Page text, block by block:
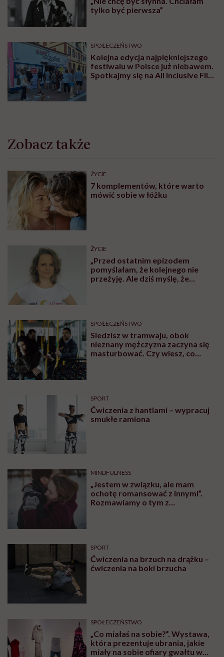
tylko być pierwsza”
SPOŁECZEŃSTWO
Kolejna edycja najpiękniejszego
festiwalu w Polsce już niebawem.
Spotkajmy się na All Inclusive Film
Zobacz także
ŻYCIE
7 komplementów, które warto
mówić sobie w łóżku
ŻYCIE
„Przed ostatnim epizodem
pomyślałam, że kolejnego nie
przeżyję. Ale dziś myślę, że
SPOŁECZEŃSTWO
Siedzisz w tramwaju, obok
nieznany mężczyzna zaczyna się
masturbować. Czy wiesz, co
SPORT
Ćwiczenia z hantlami – wypracuj
smukłe ramiona
MINDFULNESS
„Jestem w związku, ale mam
ochotę romansować z innymi”.
Rozmawiamy o tym z
SPORT
Ćwiczenia na brzuch na drążku –
ćwiczenia na boki brzucha
SPOŁECZEŃSTWO
„Co miałaś na sobie?”. Wystawa,
która prezentuje ubrania, jakie
miały na sobie ofiary gwałtu w